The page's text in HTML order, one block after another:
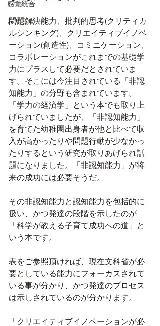
感覚統合
お知らせ
問題解決能力、批判的思考(クリティカ
ルシンキング)、クリエイティブイノベ
ーション(創造性)、コミニケーション、
コラボレーションがこれまでの基礎学
力にプラスして必要だとされていま
す。そこには今注目されている「非認
知能力」の分野も含まれています。
「学力の経済学」という本でも取り上
げられていましたが、「非認知能力」
を育てた幼稚園出身者が他と比べて収
入が高かったりや問題行動が少なかっ
たりするという研究が取りあげられ話
題になりました。「非認知能力」が将
来の成功には必要そうだ。
その非認知能力と認知能力を包括的に
扱い、かつ発達の段階を示したのが
「科学が教える子育て成功への道」と
いう本です。
表をご参照頂ければ、現在文科省が必
要としている能力にフォーカスされて
いる事が分かり、かつ発達のプロセス
は示しされているのが分かります。
「クリエイティブイノベーションが必